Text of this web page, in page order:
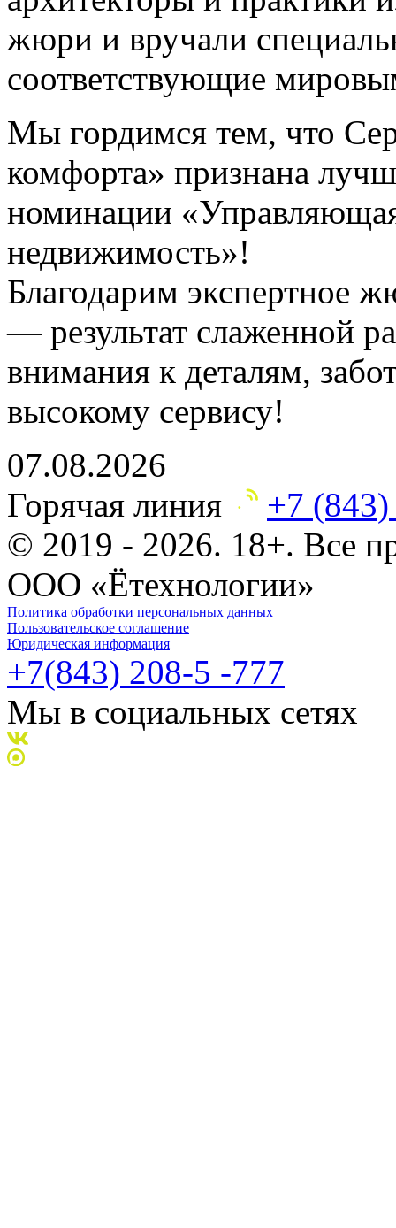
жюри и вручали
соответствующие
Мы гордимся тем, что
комфорта» признана
номинации
недвижимость»!
Благодарим экспертное
— результат слаженной
внимания к деталям,
высокому сервису!
07.08.2026
Горячая линия
+7
© 2019 - 2026. 18+. Все
ООО «Ётехнологии»
Политика обработки персональных данных
Пользовательское соглашение
Юридическая информация
+7(843) 208-5 -777
Мы в социальных сетях